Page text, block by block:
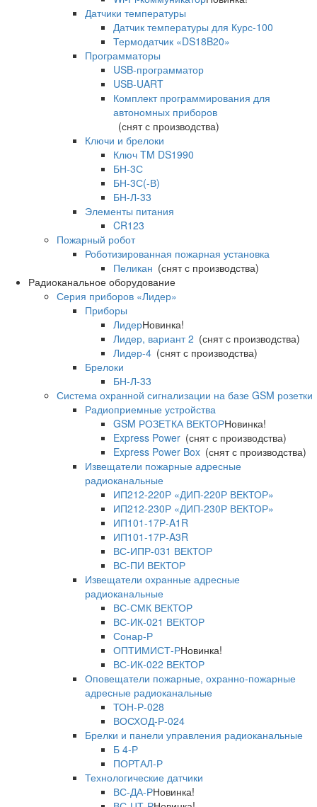
Датчики температуры
Датчик температуры для Курс-100
Термодатчик «DS18B20»
Программаторы
USB-программатор
USB-UART
Комплект программирования для
автономных приборов
(снят с производства)
Ключи и брелоки
Ключ TM DS1990
БН-3С
БН-3С(-В)
БН-Л-33
Элементы питания
CR123
Пожарный робот
Роботизированная пожарная установка
Пеликан (снят с производства)
Радиоканальное оборудование
Серия приборов «Лидер»
Приборы
ЛидерНовинка!
Лидер, вариант 2 (снят с производства)
Лидер-4 (снят с производства)
Брелоки
БН-Л-33
Система охранной сигнализации на базе GSM розетки
Радиоприемные устройства
GSM РОЗЕТКА ВЕКТОРНовинка!
Express Power (снят с производства)
Express Power Box (снят с производства)
Извещатели пожарные адресные
радиоканальные
ИП212-220Р «ДИП-220Р ВЕКТОР»
ИП212-230Р «ДИП-230Р ВЕКТОР»
ИП101-17Р-A1R
ИП101-17Р-A3R
ВС-ИПР-031 ВЕКТОР
ВС-ПИ ВЕКТОР
Извещатели охранные адресные
радиоканальные
ВС-СМК ВЕКТОР
ВС-ИК-021 ВЕКТОР
Сонар-Р
ОПТИМИСТ-РНовинка!
ВС-ИК-022 ВЕКТОР
Оповещатели пожарные, охранно-пожарные
адресные радиоканальные
ТОН-Р-028
ВОСХОД-Р-024
Брелки и панели управления радиоканальные
Б 4-Р
ПОРТАЛ-Р
Технологические датчики
ВС-ДА-РНовинка!